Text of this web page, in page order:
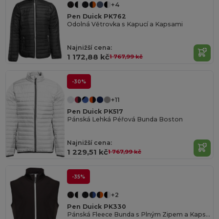
+4
Pen Duick PK762
Odolná Větrovka s Kapucí a Kapsami
Najnižší cena:
1 172,88 kč1 767,99 kč
-30%
+11
Pen Duick PK517
Pánská Lehká Péřová Bunda Boston
Najnižší cena:
1 229,51 kč1 767,99 kč
-35%
+2
Pen Duick PK330
Pánská Fleece Bunda s Plným Zipem a Kapsami